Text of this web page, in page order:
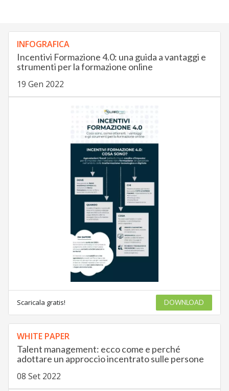
INFOGRAFICA
Incentivi Formazione 4.0: una guida a vantaggi e
strumenti per la formazione online
19 Gen 2022
Scaricala gratis! DOWNLOAD
WHITE PAPER
Talent management: ecco come e perché
adottare un approccio incentrato sulle persone
08 Set 2022